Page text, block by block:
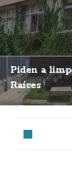
Piden a
Raíces